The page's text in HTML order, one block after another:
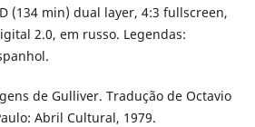
(134 min) dual layer, 4:3 fullscreen,
2.0, em russo. Legendas:
de Gulliver. Tradução de Octavio
Abril Cultural, 1979.